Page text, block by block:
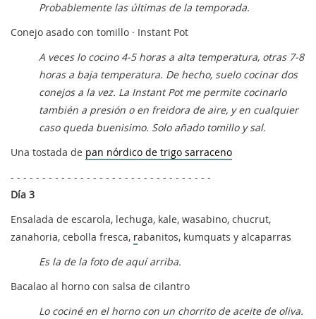
Probablemente las últimas de la temporada.
Conejo asado con tomillo · Instant Pot
A veces lo cocino 4-5 horas a alta temperatura, otras 7-8
horas a baja temperatura. De hecho, suelo cocinar dos
conejos a la vez. La Instant Pot me permite cocinarlo
también a presión o en freidora de aire, y en cualquier
caso queda buenisimo. Solo añado tomillo y sal.
Una tostada de pan nórdico de trigo sarraceno
- - - - - - - - - - - - - - - - - - - - - - - - - - - - - - - -
Día 3
Ensalada de escarola, lechuga, kale, wasabino, chucrut,
zanahoria, cebolla fresca, rabanitos, kumquats y alcaparras
Es la de la foto de aquí arriba.
Bacalao al horno con salsa de cilantro
Lo cociné en el horno con un chorrito de aceite de oliva.